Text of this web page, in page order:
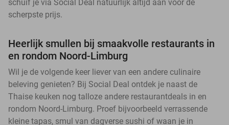
schuif je via Social Deal natuurlijk altijd aan voor de
scherpste prijs.
Heerlijk smullen bij smaakvolle restaurants in
en rondom Noord-Limburg
Wil je de volgende keer liever van een andere culinaire
beleving genieten? Bij Social Deal ontdek je naast de
Thaise keuken nog talloze andere restaurantdeals in en
rondom Noord-Limburg. Proef bijvoorbeeld verrassende
kleine tapas, smul van dagverse sushi of waan je in